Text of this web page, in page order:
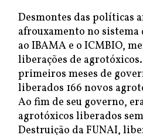
Desmontes das políticas
afrouxamento no sistema
ao IBAMA e o ICMBIO,
liberações de
primeiros meses de
liberados 166 novos
Ao fim de seu governo,
agrotóxicos liberados
Destruição da FUNAI,